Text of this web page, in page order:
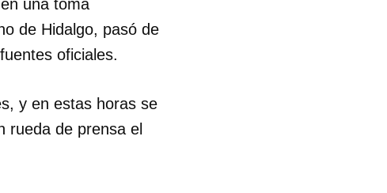
una toma
de Hidalgo, pasó de
oficiales.
y en estas horas se
rueda de prensa el